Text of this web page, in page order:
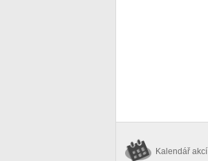
Kalendář akcí